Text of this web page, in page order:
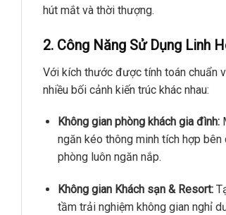
hút mắt và thời thượng.
2. Công Năng Sử Dụng Linh
Với kích thước được tính toán chuẩn
nhiều bối cảnh kiến trúc khác nhau:
Không gian phòng khách gia đình:
ngăn kéo thông minh tích hợp
phòng luôn ngăn nắp.
Không gian Khách sạn & Resort:
tầm trải nghiệm không gian nghỉ